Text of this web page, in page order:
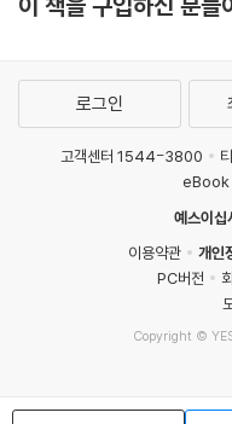
로그인
고객센터 1544-3800
eBook
예스이
이용약관
개인
PC버전
Copyright ©